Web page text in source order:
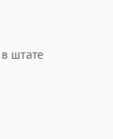
штате